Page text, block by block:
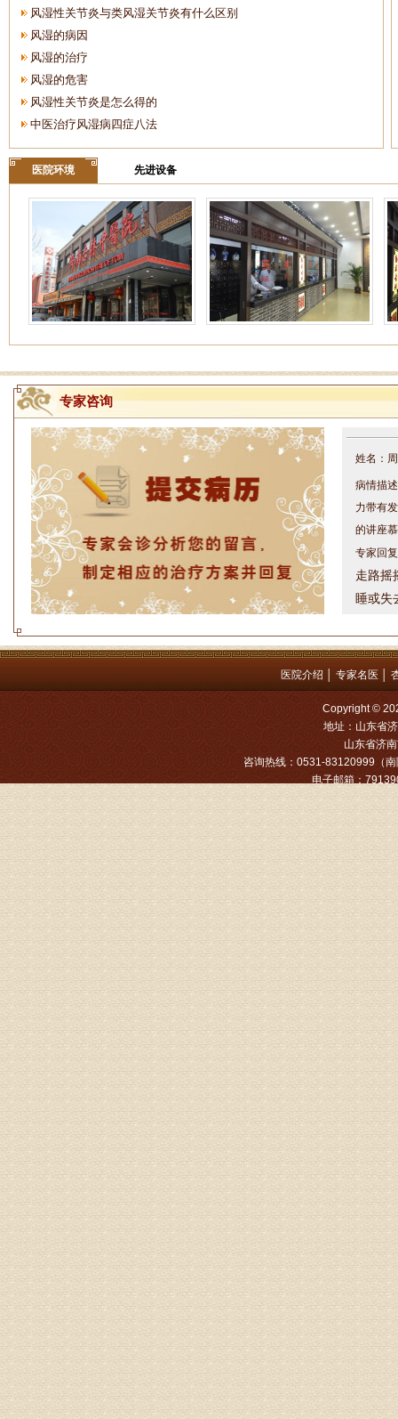
风湿性关节炎与类风湿关节炎有什么区别
风湿的病因
风湿的治疗
风湿的危害
风湿性关节炎是怎么得的
中医治疗风湿病四症八法
医院环境 先进设备
专家咨询
姓名：
病情描
力带有
的讲座
专家回
走路摇
睡或失
问题都
是：
姓名：
病情描
专家回
姓名：
病情描
姓名：
病情描
由于你
来院就
姓名：
病情描
由于来
姓名
病情描
专家回
液，同
姓名：
病情描
术，无
医院介绍 专家名医
Copyright ©
地址：山东省
山东省济南
咨询热线：0531-83120999（
电子邮箱：